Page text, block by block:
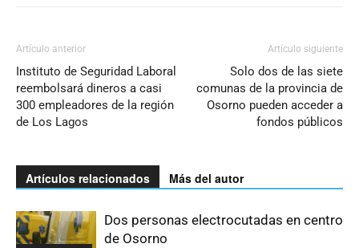
Artículo anterior
Instituto de Seguridad Laboral
reembolsará dineros a casi
300 empleadores de la región
de Los Lagos
Artículo siguiente
Solo dos de las siete
comunas de la provincia de
Osorno pueden acceder a
fondos públicos
Artículos relacionados Más del autor
Dos personas electrocutadas en centro
de Osorno